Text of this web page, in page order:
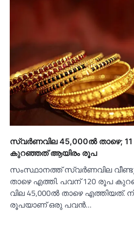
സ്വര്‍ണവില 45,000ല്‍ താഴെ; 11
കുറഞ്ഞത് ആയിരം രൂപ
സംസ്ഥാനത്ത് സ്വര്‍ണവില
താഴെ എത്തി. പവന് 120 രൂപ
വില 45,000ല്‍ താഴെ എത്തിയത്.
രൂപയാണ് ഒരു പവന്‍…